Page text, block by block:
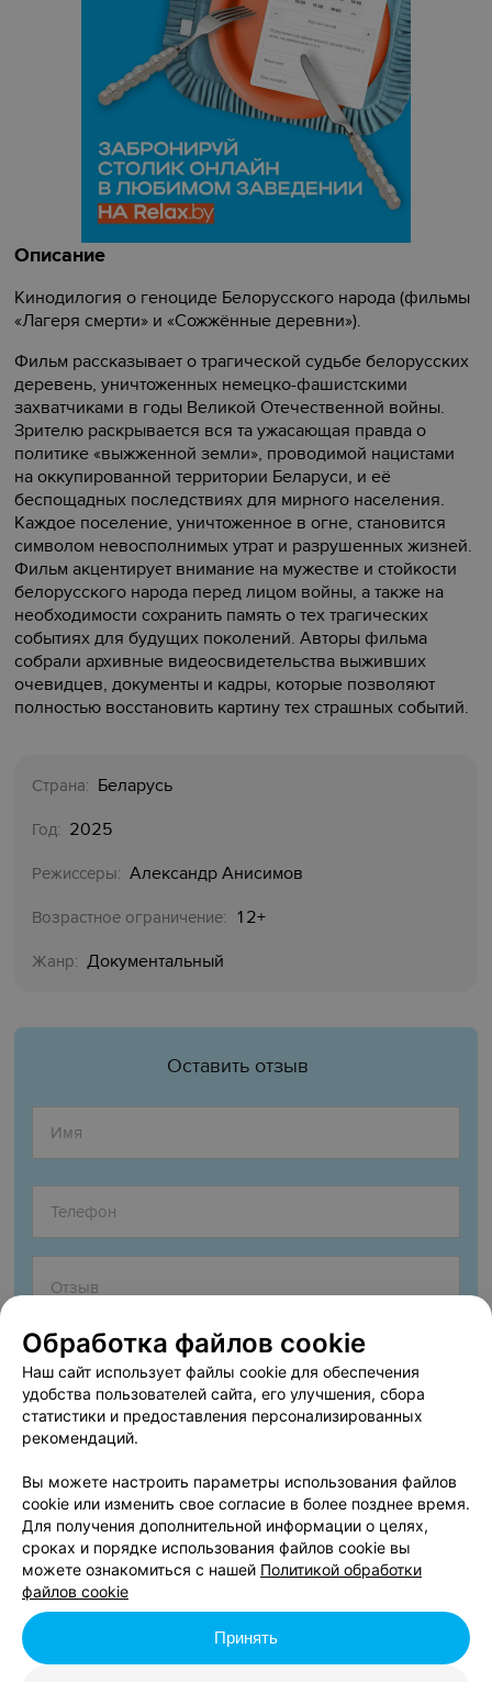
Описание
Кинодилогия о геноциде Белорусского народа (фильмы
«Лагеря смерти» и «Сожжённые деревни»).
Фильм рассказывает о трагической судьбе белорусских
деревень, уничтоженных немецко-фашистскими
захватчиками в годы Великой Отечественной войны.
Зрителю раскрывается вся та ужасающая правда о
политике «выжженной земли», проводимой нацистами
на оккупированной территории Беларуси, и её
беспощадных последствиях для мирного населения.
Каждое поселение, уничтоженное в огне, становится
символом невосполнимых утрат и разрушенных жизней.
Фильм акцентирует внимание на мужестве и стойкости
белорусского народа перед лицом войны, а также на
необходимости сохранить память о тех трагических
событиях для будущих поколений. Авторы фильма
собрали архивные видеосвидетельства выживших
очевидцев, документы и кадры, которые позволяют
полностью восстановить картину тех страшных событий.
Страна: Беларусь
Год: 2025
Режиссеры: Александр Анисимов
Возрастное ограничение: 12+
Жанр: Документальный
Оставить отзыв
Согласен опубликовать отзыв. Подробнее об
прав
Добавить отзыв
Нажимая кнопку «Добавить отзыв», вы принимаете
Пользовательского соглашения
Обработка файлов cookie
Наш сайт использует файлы cookie для обеспечения
удобства пользователей сайта, его улучшения, сбора
статистики и предоставления персонализированных
рекомендаций.
Вы можете настроить параметры использования файлов
cookie или изменить свое согласие в более позднее время.
Для получения дополнительной информации о целях,
сроках и порядке использования файлов cookie вы
можете ознакомиться с нашей Политикой обработки
файлов cookie
Принять